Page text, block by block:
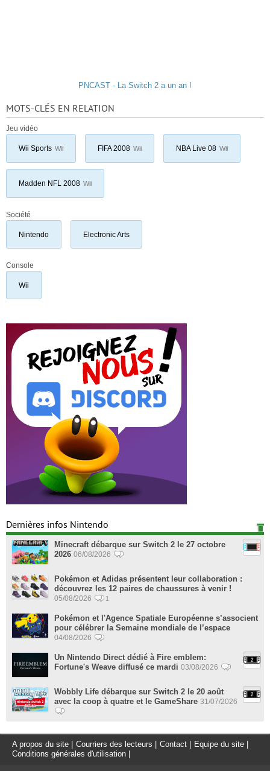
PNCAST - La Switch 2 a un an !
MOTS-CLÉS EN RELATION
Jeu vidéo
Wii Sports Wii FIFA 2008 Wii NBA Live 08 Wii
Madden NFL 2008 Wii
Société
Nintendo Electronic Arts
Console
Wii
Dernières infos Nintendo
Minecraft débarque sur Switch 2 le 27 octobre
2026 06/08/2026
Pokémon et Adidas présentent leur collaboration :
découvrez les 12 paires de chaussures à venir !
05/08/2026 1
Pokémon et l'Agence Spatiale Européenne s’associent
pour célébrer la Semaine mondiale de l’espace
04/08/2026
Un Nintendo Direct dédié à Fire emblem:
Fortune's Weave diffusé ce mardi 03/08/2026
Wobbly Life débarque sur Switch 2 le 20 août
avec la coop à quatre et le GameShare 31/07/2026
A propos du site Courriers des lecteurs Contact Equipe du site
Conditions générales d'utilisation